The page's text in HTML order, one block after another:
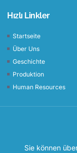
Hızlı Linkler
Startseite
Über Uns
Geschichte
Produktion
Human Resources
Sie können